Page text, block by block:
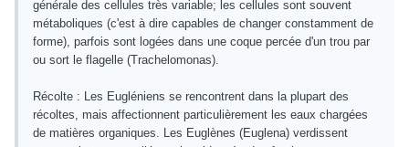
générale des cellules très variable; les cellules sont souvent
métaboliques (c'est à dire capables de changer constamment de
forme), parfois sont logées dans une coque percée d'un trou par
ou sort le flagelle (Trachelomonas).
Récolte : Les Eugléniens se rencontrent dans la plupart des
récoltes, mais affectionnent particulièrement les eaux chargées
de matières organiques. Les Euglènes (Euglena) verdissent